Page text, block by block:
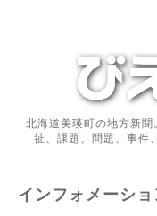
北海道美瑛町の地方新
祉、課題、問題、事件
インフォメーショ